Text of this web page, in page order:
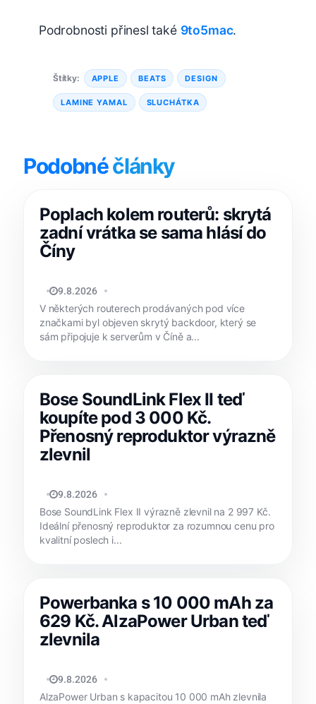
Podrobnosti přinesl také 9to5mac.
Štítky: APPLE BEATS DESIGN
LAMINE YAMAL SLUCHÁTKA
Podobnéčlánky
Poplach kolem routerů: skrytá
zadní vrátka se sama hlásí do
Číny
JAN HOLEŠ
9.8.2026
V některých routerech prodávaných pod více
značkami byl objeven skrytý backdoor, který se
sám připojuje k serverům v Číně a...
Bose SoundLink Flex II teď
koupíte pod 3 000 Kč.
Přenosný reproduktor výrazně
zlevnil
MATYÁŠ KOZÁK
9.8.2026
Bose SoundLink Flex II výrazně zlevnil na 2 997 Kč.
Ideální přenosný reproduktor za rozumnou cenu pro
kvalitní poslech i...
Powerbanka s 10 000 mAh za
629 Kč. AlzaPower Urban teď
zlevnila
JAN HOLEŠ
9.8.2026
AlzaPower Urban s kapacitou 10 000 mAh zlevnila